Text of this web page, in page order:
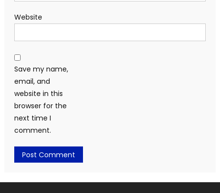
Website
Save my name,
email, and
website in this
browser for the
next time I
comment.